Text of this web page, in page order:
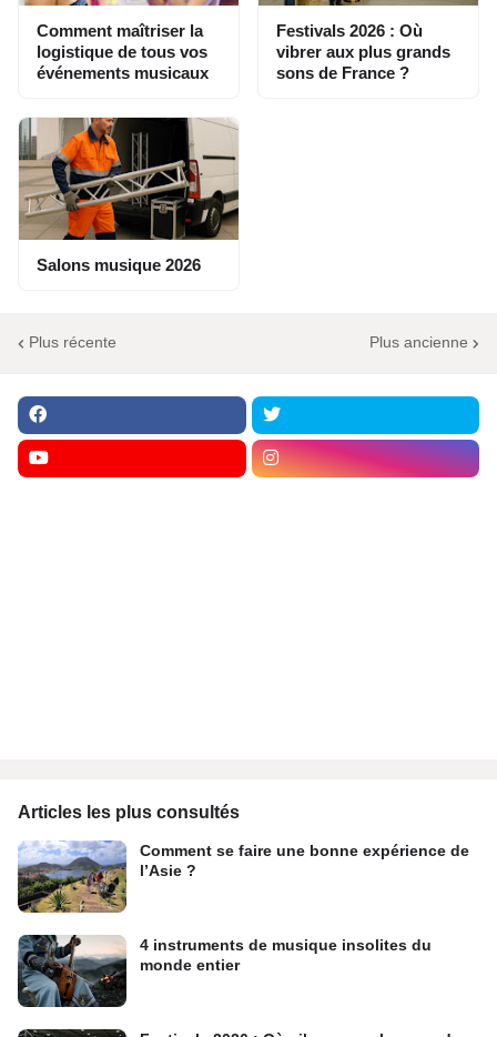
Comment maîtriser la
logistique de tous vos
événements musicaux
Festivals 2026 : Où
vibrer aux plus grands
sons de France ?
Salons musique 2026
Plus récente Plus ancienne
Articles les plus consultés
Comment se faire une bonne expérience de
l’Asie ?
4 instruments de musique insolites du
monde entier